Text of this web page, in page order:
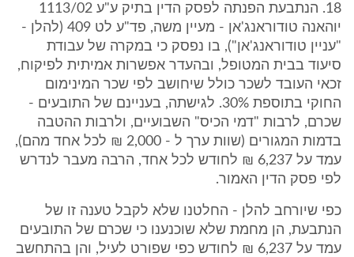
18. הנתבעת הפנתה לפסק הדין בתיק ע"ע 1113/02
יוהאנה טודוראנג'אן - מעיין משה, פד"ע לט 409 (להלן -
"עניין טודוראנג'אן"), בו נפסק כי במקרה של עבודת
סיעוד בבית המטופל, ובהעדר אפשרות אמיתית לפיקוח,
זכאי העובד לשכר כולל שיחושב לפי שכר המינימום
החוקי בתוספת 30%. לגישתה, בעניינם של התובעים -
שכרם, לרבות "דמי הכיס" השבועיים, ולרבות ההטבה
בדמות המגורים (שוות ערך ל - 2,000 ₪ לכל אחד מהם),
עמד על 6,237 ₪ לחודש לכל אחד, הרבה מעבר לנדרש
לפי פסק הדין האמור.
כפי שיורחב להלן - החלטנו שלא לקבל טענה זו של
הנתבעת, הן מחמת שלא שוכנענו כי שכרם של התובעים
עמד על 6,237 ₪ לחודש כפי שפורט לעיל, והן בהתחשב